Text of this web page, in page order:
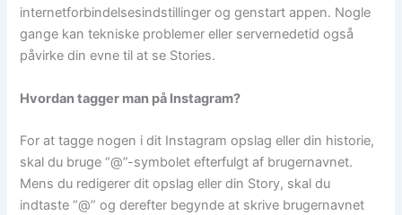
internetforbindelsesindstillinger og genstart appen. Nogle
gange kan tekniske problemer eller servernedetid også
påvirke din evne til at se Stories.
Hvordan tagger man på Instagram?
For at tagge nogen i dit Instagram opslag eller din historie,
skal du bruge “@”-symbolet efterfulgt af brugernavnet.
Mens du redigerer dit opslag eller din Story, skal du
indtaste “@” og derefter begynde at skrive brugernavnet